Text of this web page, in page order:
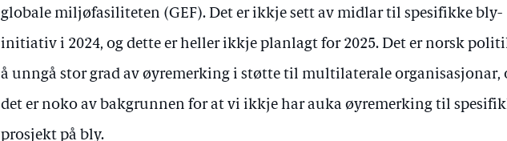
globale miljøfasiliteten (GEF). Det er ikkje sett av midlar til spesifikke bly-
initiativ i 2024, og dette er heller ikkje planlagt for 2025. Det er norsk
å unngå stor grad av øyremerking i støtte til multilaterale organisasjonar,
det er noko av bakgrunnen for at vi ikkje har auka øyremerking til
prosjekt på bly.